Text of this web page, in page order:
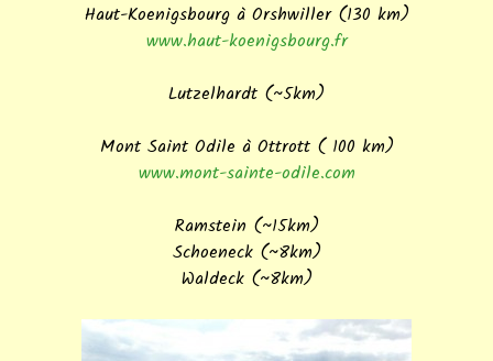
Haut-Koenigsbourg à Orshwiller (130 km)
www.haut-koenigsbourg.fr
Lutzelhardt (~5km)
Mont Saint Odile à Ottrott ( 100 km)
www.mont-sainte-odile.com
Ramstein (~15km)
Schoeneck (~8km)
Waldeck (~8km)